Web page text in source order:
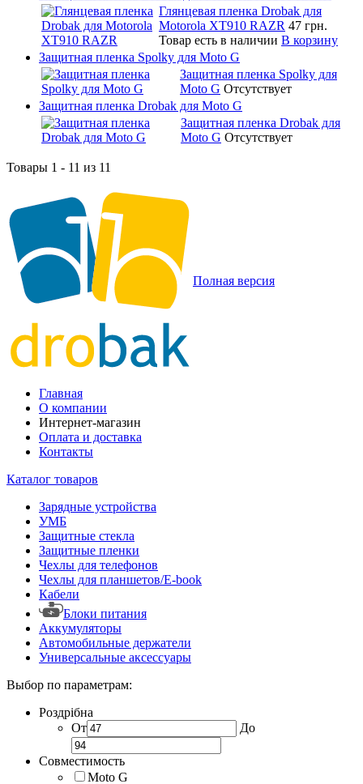
Глянцевая пленка Drobak для
Motorola XT910 RAZR 47 грн.
Товар есть в наличии В корзину
Защитная пленка Spolky для Moto G
Защитная пленка Spolky для
Moto G Отсутствует
Защитная пленка Drobak для Moto G
Защитная пленка Drobak для
Moto G Отсутствует
Товары 1 - 11 из 11
Полная версия
Главная
О компании
Интернет-магазин
Оплата и доставка
Контакты
Каталог товаров
Зарядные устройства
УМБ
Защитные стекла
Защитные пленки
Чехлы для телефонов
Чехлы для планшетов/E-book
Кабели
Блоки питания
Аккумуляторы
Автомобильные держатели
Универсальные аксессуары
Выбор по параметрам:
Роздрібна
От
До
Совместимость
Moto G